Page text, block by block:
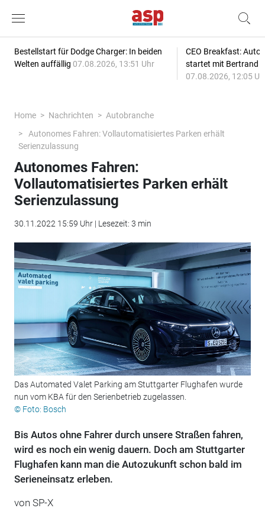
Bestellstart für Dodge Charger: In beiden
Welten auffällig 07.08.2026, 13:51 Uhr
CEO Breakfast:
startet mit Bertrand
07.08.2026, 12:05
Home Nachrichten
Autobranche
Autonomes Fahren: Vollautomatisiertes Parken erhält
Serienzulassung
Autonomes Fahren:
Vollautomatisiertes Parken erhält
Serienzulassung
30.11.2022 15:59 Uhr | Lesezeit: 3 min
Das Automated Valet Parking am Stuttgarter Flughafen wurde
nun vom KBA für den Serienbetrieb zugelassen.
© Foto: Bosch
Bis Autos ohne Fahrer durch unsere Straßen fahren,
wird es noch ein wenig dauern. Doch am Stuttgarter
Flughafen kann man die Autozukunft schon bald im
Serieneinsatz erleben.
von SP-X